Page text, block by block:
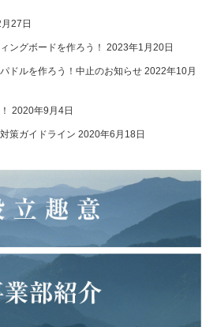
27日
ングボードを作ろう！ 2023年1月20日
ドルを作ろう！中止のお知らせ 2022年10月
2020年9月4日
策ガイドライン 2020年6月18日